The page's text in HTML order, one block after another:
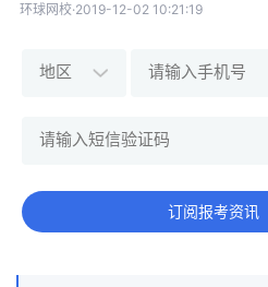
环球网校·2019-12-02 10:21:19
订阅报考资讯